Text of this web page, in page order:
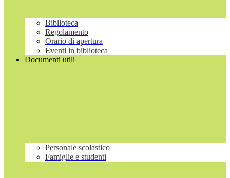
Biblioteca
Regolamento
Orario di apertura
Eventi in biblioteca
Documenti utili
Personale scolastico
Famiglie e studenti